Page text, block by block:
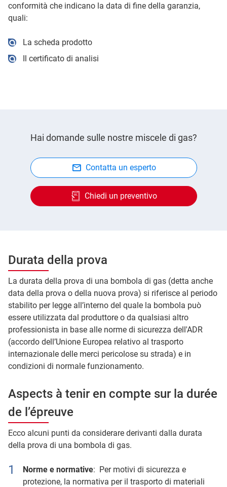
conformità che indicano la data di fine della garanzia,
quali:
La scheda prodotto
Il certificato di analisi
Hai domande sulle nostre miscele di gas?
Contatta un esperto
Chiedi un preventivo
Durata della prova
La durata della prova di una bombola di gas (detta anche
data della prova o della nuova prova) si riferisce al periodo
stabilito per legge all’interno del quale la bombola può
essere utilizzata dal produttore o da qualsiasi altro
professionista in base alle norme di sicurezza dell'ADR
(accordo dell’Unione Europea relativo al trasporto
internazionale delle merci pericolose su strada) e in
condizioni di normale funzionamento.
Aspects à tenir en compte sur la durée
de l’épreuve
Ecco alcuni punti da considerare derivanti dalla durata
della prova di una bombola di gas.
Norme e normative: Per motivi di sicurezza e
protezione, la normativa per il trasporto di materiali